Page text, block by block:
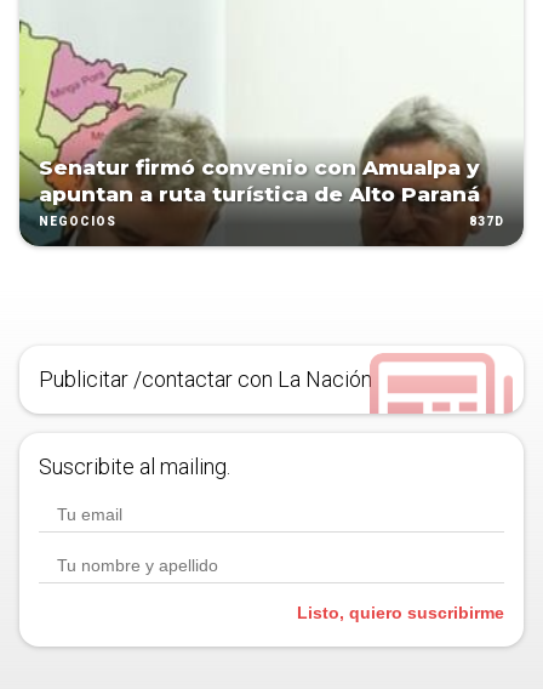
Senatur firmó convenio con Amualpa y
apuntan a ruta turística de Alto Paraná
NEGOCIOS 837D
Publicitar /contactar con La Nación
Suscribite al mailing.
Listo, quiero suscribirme